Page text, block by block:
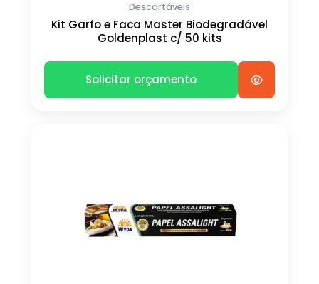
Descartáveis
Kit Garfo e Faca Master Biodegradável
Goldenplast c/ 50 kits
Solicitar orçamento